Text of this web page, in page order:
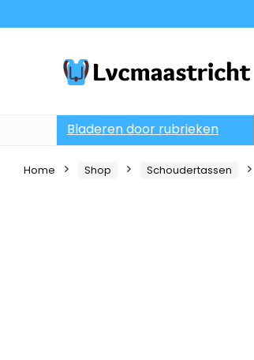
Bladeren door rubrieken
Home Shop Schoudertassen